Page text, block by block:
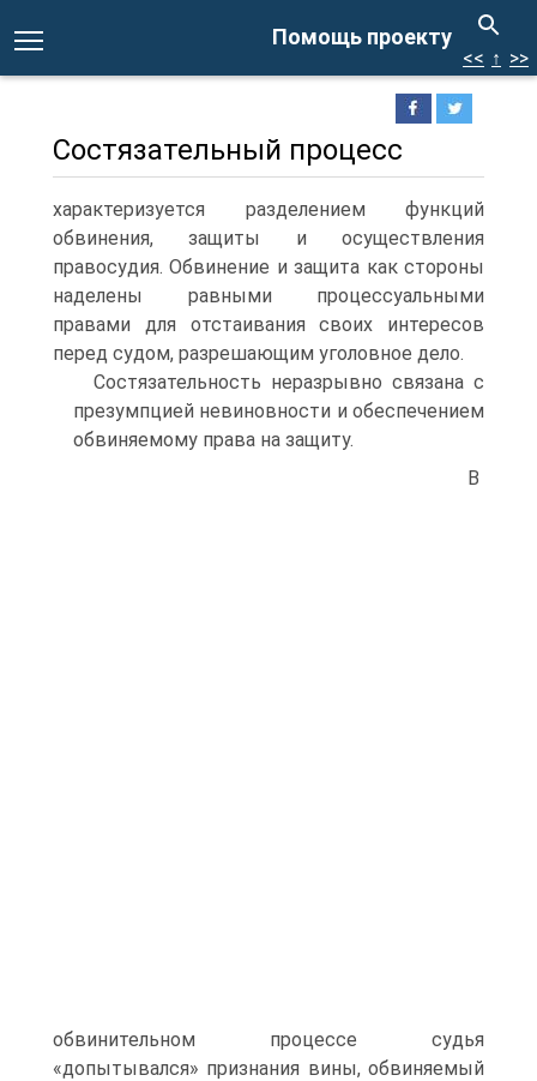
Помощь проекту
<< ↑ >>
Состязательный процесс
характеризуется разделением функций
обвинения, защиты и осуществления
правосудия. Обвинение и защита как стороны
наделены равными процессуальными
правами для отстаивания своих интересов
перед судом, разрешающим уголовное дело.
Состязательность неразрывно связана с
презумпцией невиновности и обеспечением
обвиняемому права на защиту.
В
обвинительном процессе судья
«допытывался» признания вины, обвиняемый